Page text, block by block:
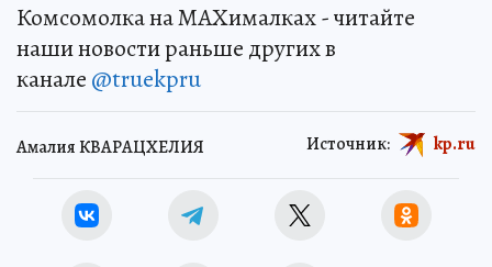
Комсомолка на MAXималках - читайте
наши новости раньше других в
канале @truekpru
Амалия КВАРАЦХЕЛИЯ Источник: kp.ru